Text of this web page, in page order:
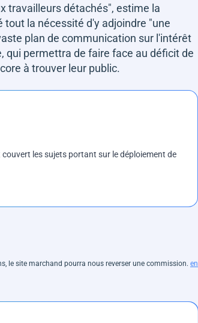
travailleurs détachés", estime la
la nécessité d'y adjoindre "une
plan de communication sur l'intérêt
qui permettra de faire face au déficit de
à trouver leur public.
les sujets portant sur le déploiement de
le site marchand pourra nous reverser une commission. en